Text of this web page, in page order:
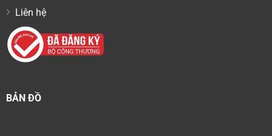
Liên hệ
BẢN ĐỒ